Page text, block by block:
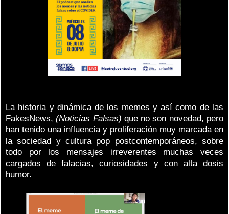
La historia y dinámica de los memes y así como de las
FakesNews,(Noticias Falsas) que no son novedad, pero
han tenido una influencia y proliferación muy marcada en
la sociedad y cultura pop postcontemporáneos, sobre
todo por los mensajes irreverentes muchas veces
cargados de falacias, curiosidades y con alta dosis
humor.